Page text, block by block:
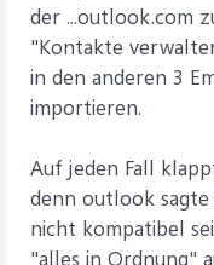
der ...outlook.com
"Kontakte
in den anderen 3
importieren.
Auf jeden Fall
denn outlook sagte
nicht kompatibel
"alles in Ordnung"